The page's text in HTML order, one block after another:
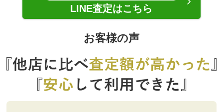
LINE査定はこちら
お客様の声